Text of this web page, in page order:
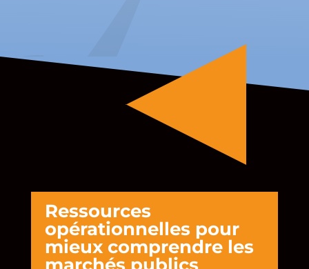
Ressources
opérationnelles pour
mieux comprendre les